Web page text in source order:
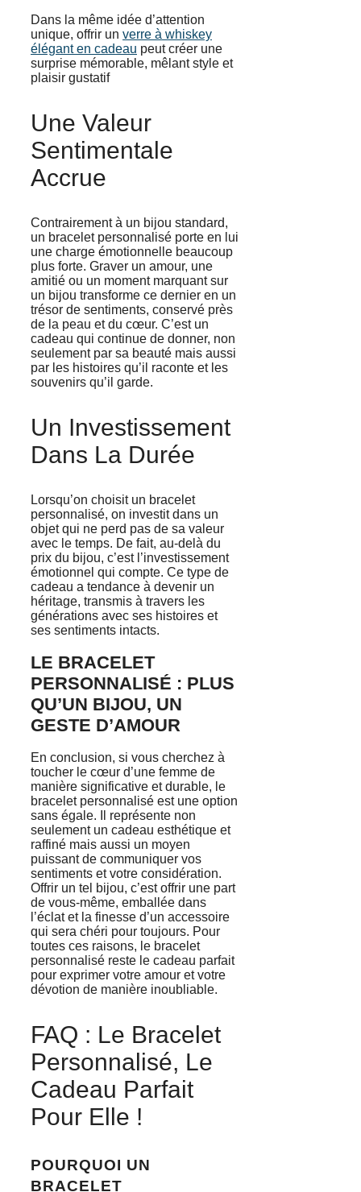
Dans la même idée d’attention
unique, offrir un verre à whiskey
élégant en cadeau peut créer une
surprise mémorable, mêlant style et
plaisir gustatif
Une Valeur
Sentimentale
Accrue
Contrairement à un bijou standard,
un bracelet personnalisé porte en lui
une charge émotionnelle beaucoup
plus forte. Graver un amour, une
amitié ou un moment marquant sur
un bijou transforme ce dernier en un
trésor de sentiments, conservé près
de la peau et du cœur. C’est un
cadeau qui continue de donner, non
seulement par sa beauté mais aussi
par les histoires qu’il raconte et les
souvenirs qu’il garde.
Un Investissement
Dans La Durée
Lorsqu’on choisit un bracelet
personnalisé, on investit dans un
objet qui ne perd pas de sa valeur
avec le temps. De fait, au-delà du
prix du bijou, c’est l’investissement
émotionnel qui compte. Ce type de
cadeau a tendance à devenir un
héritage, transmis à travers les
générations avec ses histoires et
ses sentiments intacts.
LE BRACELET
PERSONNALISÉ : PLUS
QU’UN BIJOU, UN
GESTE D’AMOUR
En conclusion, si vous cherchez à
toucher le cœur d’une femme de
manière significative et durable, le
bracelet personnalisé est une option
sans égale. Il représente non
seulement un cadeau esthétique et
raffiné mais aussi un moyen
puissant de communiquer vos
sentiments et votre considération.
Offrir un tel bijou, c’est offrir une part
de vous-même, emballée dans
l’éclat et la finesse d’un accessoire
qui sera chéri pour toujours. Pour
toutes ces raisons, le bracelet
personnalisé reste le cadeau parfait
pour exprimer votre amour et votre
dévotion de manière inoubliable.
FAQ : Le Bracelet
Personnalisé, Le
Cadeau Parfait
Pour Elle !
POURQUOI UN
BRACELET